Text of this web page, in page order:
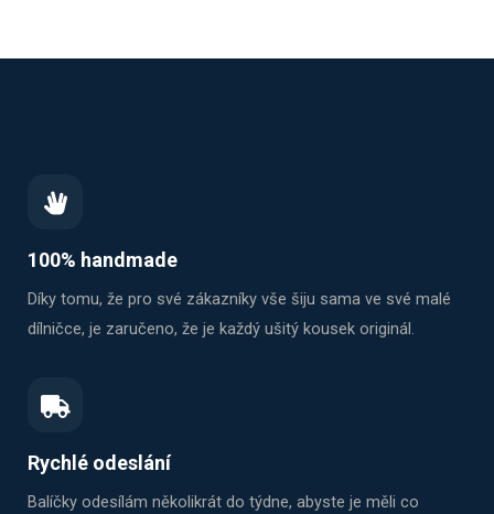
100% handmade
Díky tomu, že pro své zákazníky vše šiju sama ve své malé
dílničce, je zaručeno, že je každý ušitý kousek originál.
Rychlé odeslání
Balíčky odesílám několikrát do týdne, abyste je měli co